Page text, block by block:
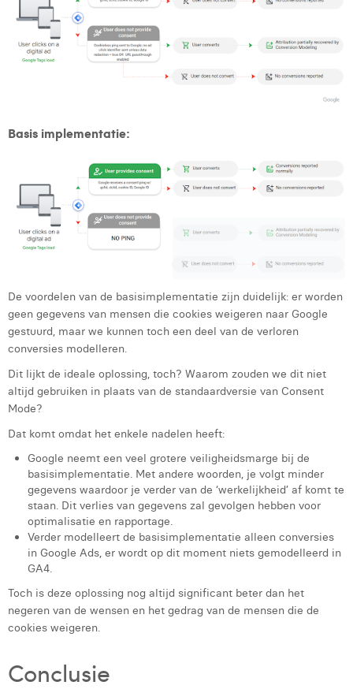
Basis implementatie:
De voordelen van de basisimplementatie zijn duidelijk: er worden
geen gegevens van mensen die cookies weigeren naar Google
gestuurd, maar we kunnen toch een deel van de verloren
conversies modelleren.
Dit lijkt de ideale oplossing, toch? Waarom zouden we dit niet
altijd gebruiken in plaats van de standaardversie van Consent
Mode?
Dat komt omdat het enkele nadelen heeft:
Google neemt een veel grotere veiligheidsmarge bij de
basisimplementatie. Met andere woorden, je volgt minder
gegevens waardoor je verder van de ‘werkelijkheid’ af komt te
staan. Dit verlies van gegevens zal gevolgen hebben voor
optimalisatie en rapportage.
Verder modelleert de basisimplementatie alleen conversies
in Google Ads, er wordt op dit moment niets gemodelleerd in
GA4.
Toch is deze oplossing nog altijd significant beter dan het
negeren van de wensen en het gedrag van de mensen die de
cookies weigeren.
Conclusie